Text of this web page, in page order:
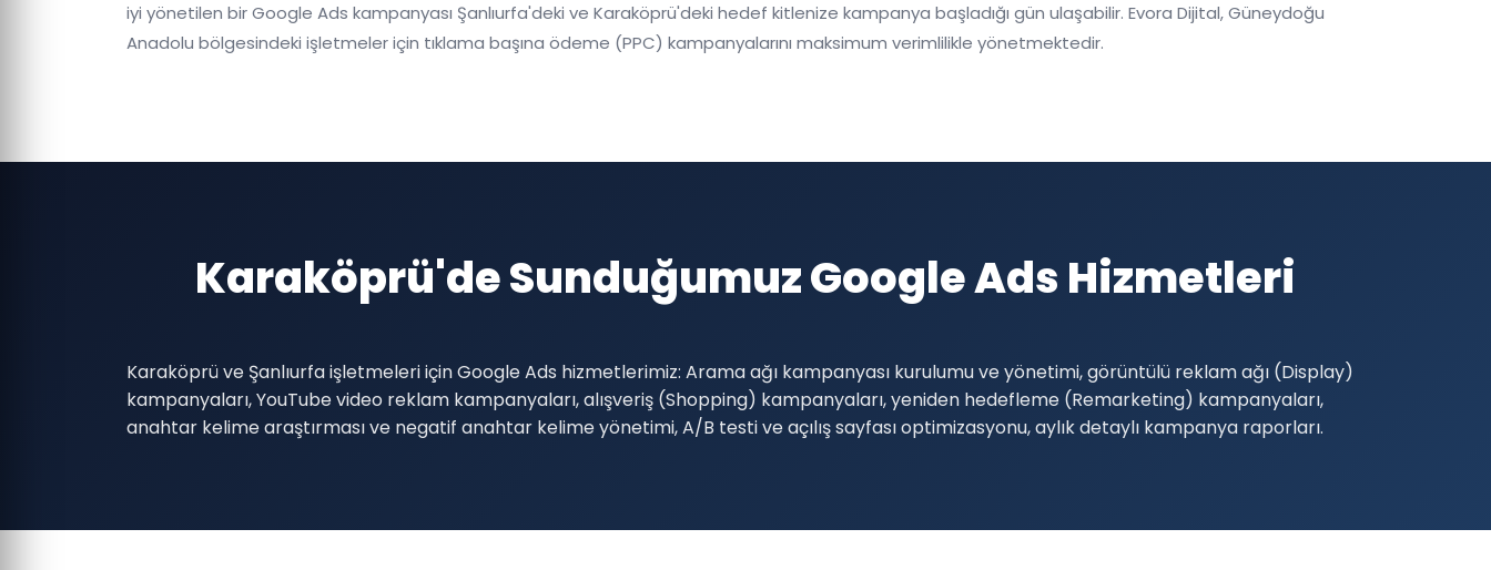
iyi yönetilen bir Google Ads kampanyası Şanlıurfa'deki ve Karaköprü'deki hedef kitlenize kampanya başladığı gün ulaşabilir. Evora Dijital, Güneydoğu
Anadolu bölgesindeki işletmeler için tıklama başına ödeme (PPC) kampanyalarını maksimum verimlilikle yönetmektedir.
Karaköprü'de Sunduğumuz Google Ads Hizmetleri
Karaköprü ve Şanlıurfa işletmeleri için Google Ads hizmetlerimiz: Arama ağı kampanyası kurulumu ve yönetimi, görüntülü reklam ağı (Display)
kampanyaları, YouTube video reklam kampanyaları, alışveriş (Shopping) kampanyaları, yeniden hedefleme (Remarketing) kampanyaları,
anahtar kelime araştırması ve negatif anahtar kelime yönetimi, A/B testi ve açılış sayfası optimizasyonu, aylık detaylı kampanya raporları.